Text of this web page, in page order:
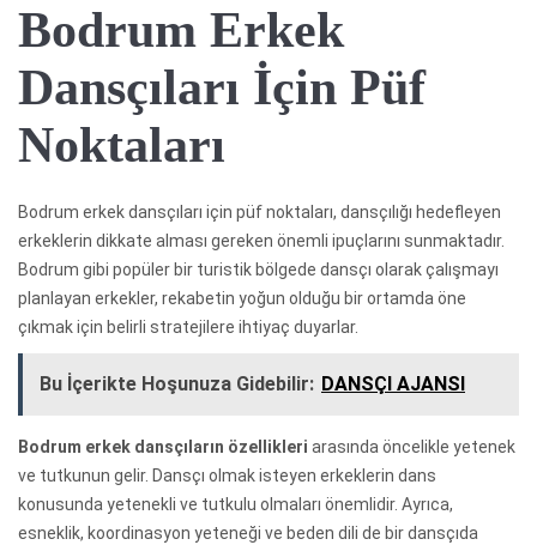
Bodrum Erkek
Dansçıları İçin Püf
Noktaları
Bodrum erkek dansçıları için püf noktaları, dansçılığı hedefleyen
erkeklerin dikkate alması gereken önemli ipuçlarını sunmaktadır.
Bodrum gibi popüler bir turistik bölgede dansçı olarak çalışmayı
planlayan erkekler, rekabetin yoğun olduğu bir ortamda öne
çıkmak için belirli stratejilere ihtiyaç duyarlar.
Bu İçerikte Hoşunuza Gidebilir: DANSÇI AJANSI
Bodrum erkek dansçıların özellikleri arasında öncelikle yetenek
ve tutkunun gelir. Dansçı olmak isteyen erkeklerin dans
konusunda yetenekli ve tutkulu olmaları önemlidir. Ayrıca,
esneklik, koordinasyon yeteneği ve beden dili de bir dansçıda